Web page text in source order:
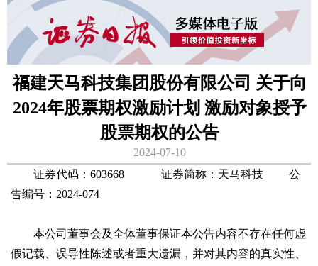
福建天马科技集团股份有限公司 关于向
2024年股票期权激励计划 激励对象授予
股票期权的公告
2024-07-10
证券代码：603668 证券简称：天马科技 公
告编号：2024-074
本公司董事会及全体董事保证本公告内容不存在任何虚
假记载、误导性陈述或者重大遗漏，并对其内容的真实性、